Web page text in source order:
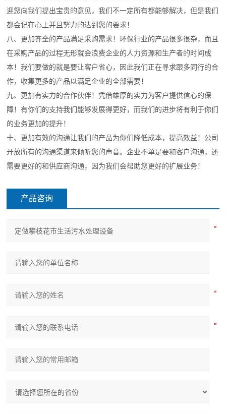
迎您向我们提出宝贵的意见，我们不一定所有都能够解决，但是我们
都会记在心上并且努力的达到您的要求！
八、更加齐全的产品满足采购需求！环保行业的产品很多很杂，而且
在采购产品的过程无形就会浪费企业的人力资源和生产者的时间成
本！我们要做的就是要让客户省心，因此我们正在寻求跟多同行的合
作，收集更多的产品以满足企业的全部需要！
九、更加有实力的合作伙伴！凭借雄厚的实力为客户提供信心的保
障！有你们的支持我们能够发展得更好，而我们的进步将有利于你们
的业务更加的提升！
十、更加有效的沟通让我们的产品为你们降低成本，提高效益！公司
开放所有的沟通渠道来倾听您的声音。企业不单是要和客户沟通，还
需要更好的和供应商沟通，因为我们会帮助您更好的扩展业务！
产品咨询